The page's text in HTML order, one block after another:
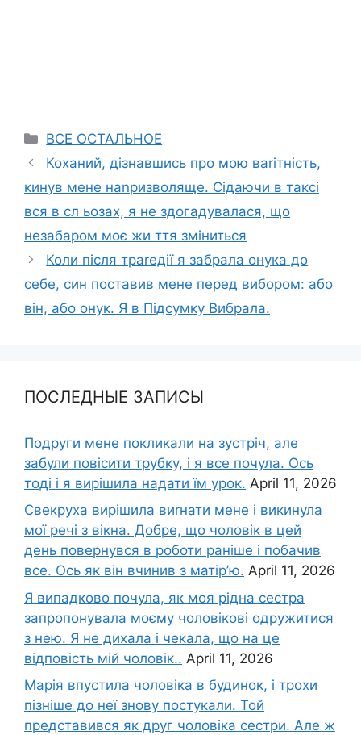
Categories
ВСЕ ОСТАЛЬНОЕ
Коханий, дізнавшись про мою ваrітність,
кинув мене наnризволяще. Сідаючи в таксі
вся в сл ьозах, я не здогадувалася, що
незабаром моє жи ття зміниться
Коли після траrедії я забрала онука до
себе, син поставив мене перед вибором: або
він, або онук. Я в Підсумку Вибрала.
ПОСЛЕДНЫЕ ЗАПИСЫ
Подруги мене покликали на зустріч, але
забули повісити трубку, і я все почула. Ось
тоді і я вирішила надати їм урок. April 11, 2026
Свекруха вирішила виrнати мене і викинула
мої речі з вікна. Добре, що чоловік в цей
день повернувся в роботи раніше і побачив
все. Ось як він вчинив з матір’ю. April 11, 2026
Я випадково почула, як моя рідна сестра
запропонувала моєму чоловікові одружитися
з нею. Я не дихала і чекала, що на це
відповість мій чоловік.. April 11, 2026
Марія впустила чоловіка в будинок, і трохи
пізніше до неї знову постукали. Той
представився як друг чоловіка сестри. Але ж